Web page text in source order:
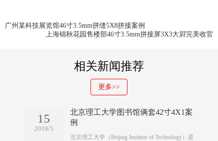
广州某科技展览馆46寸3.5mm拼缝5X8拼接案例
上海锦秋花园售楼部46寸3.5mm拼接屏3X3大屛完美收官
相关新闻推荐
更多>>
15
2019/5
北京理工大学图书馆俩套42寸4X1案
例
​​北京理工大学（Beijing Institute of Technology）是